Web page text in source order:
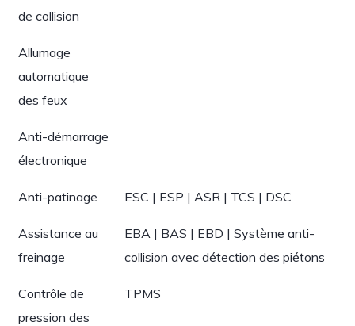
de collision
Allumage
automatique
des feux
Anti-démarrage
électronique
Anti-patinage ESC | ESP | ASR | TCS | DSC
Assistance au
freinage
EBA | BAS | EBD | Système anti-
collision avec détection des piétons
Contrôle de
pression des
TPMS